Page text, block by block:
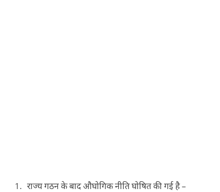
राज्य गठन के बाद औघोगिक नीति घोषित की गई है –